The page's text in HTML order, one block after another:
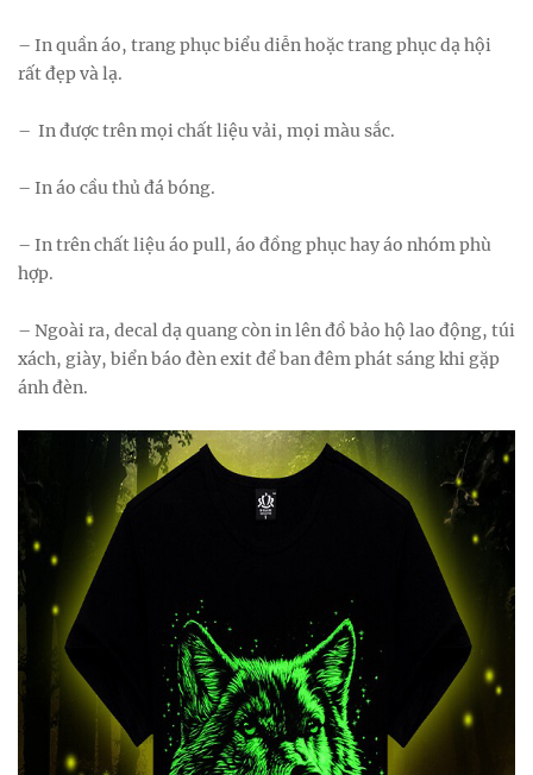
– In quần áo, trang phục biểu diễn hoặc trang phục dạ hội
rất đẹp và lạ.
– In được trên mọi chất liệu vải, mọi màu sắc.
– In áo cầu thủ đá bóng.
– In trên chất liệu áo pull, áo đồng phục hay áo nhóm phù
hợp.
– Ngoài ra, decal dạ quang còn in lên đồ bảo hộ lao động, túi
xách, giày, biển báo đèn exit để ban đêm phát sáng khi gặp
ánh đèn.